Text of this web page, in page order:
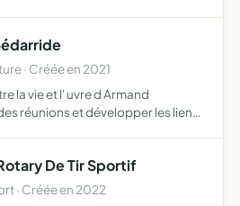
· Créée en 2021
la vie et l' uvre d Armand
réunions et développer les liens
De Tir Sportif
· Créée en 2022